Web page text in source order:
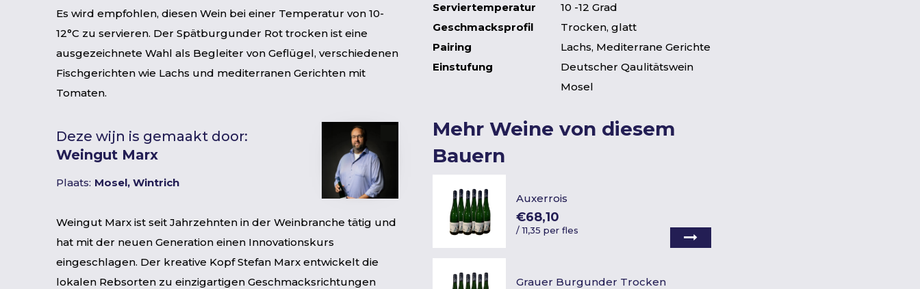
Es wird empfohlen, diesen Wein bei einer Temperatur von 10-
12°C zu servieren. Der Spätburgunder Rot trocken ist eine
ausgezeichnete Wahl als Begleiter von Geflügel, verschiedenen
Fischgerichten wie Lachs und mediterranen Gerichten mit
Tomaten.
Deze wijn is gemaakt door:
Weingut Marx
Plaats: Mosel, Wintrich
Weingut Marx ist seit Jahrzehnten in der Weinbranche tätig und
hat mit der neuen Generation einen Innovationskurs
eingeschlagen. Der kreative Kopf Stefan Marx entwickelt die
lokalen Rebsorten zu einzigartigen Geschmacksrichtungen
Serviertemperatur
10 -12 Grad
Geschmacksprofil
Trocken, glatt
Pairing
Lachs, Mediterrane Gerichte
Einstufung
Deutscher Qaulitätswein
Mosel
Mehr Weine von diesem
Bauern
Auxerrois
€68,10
/11,35 per fles
Grauer Burgunder Trocken